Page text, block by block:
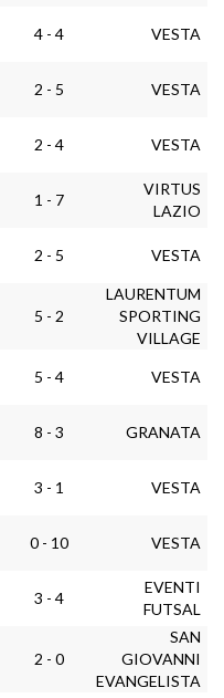
4 - 4 VESTA
2 - 5 VESTA
2 - 4 VESTA
1 - 7
VIRTUS
LAZIO
2 - 5 VESTA
5 - 2
LAURENTUM
SPORTING
VILLAGE
5 - 4 VESTA
8 - 3 GRANATA
3 - 1 VESTA
0 - 10 VESTA
3 - 4
EVENTI
FUTSAL
2 - 0
SAN
GIOVANNI
EVANGELISTA